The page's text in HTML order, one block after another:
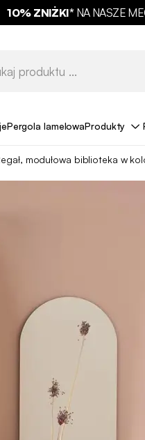
10% ZNIŻKI*NA NASZE
Pergola lamelowaProdukty
modułowa biblioteka w